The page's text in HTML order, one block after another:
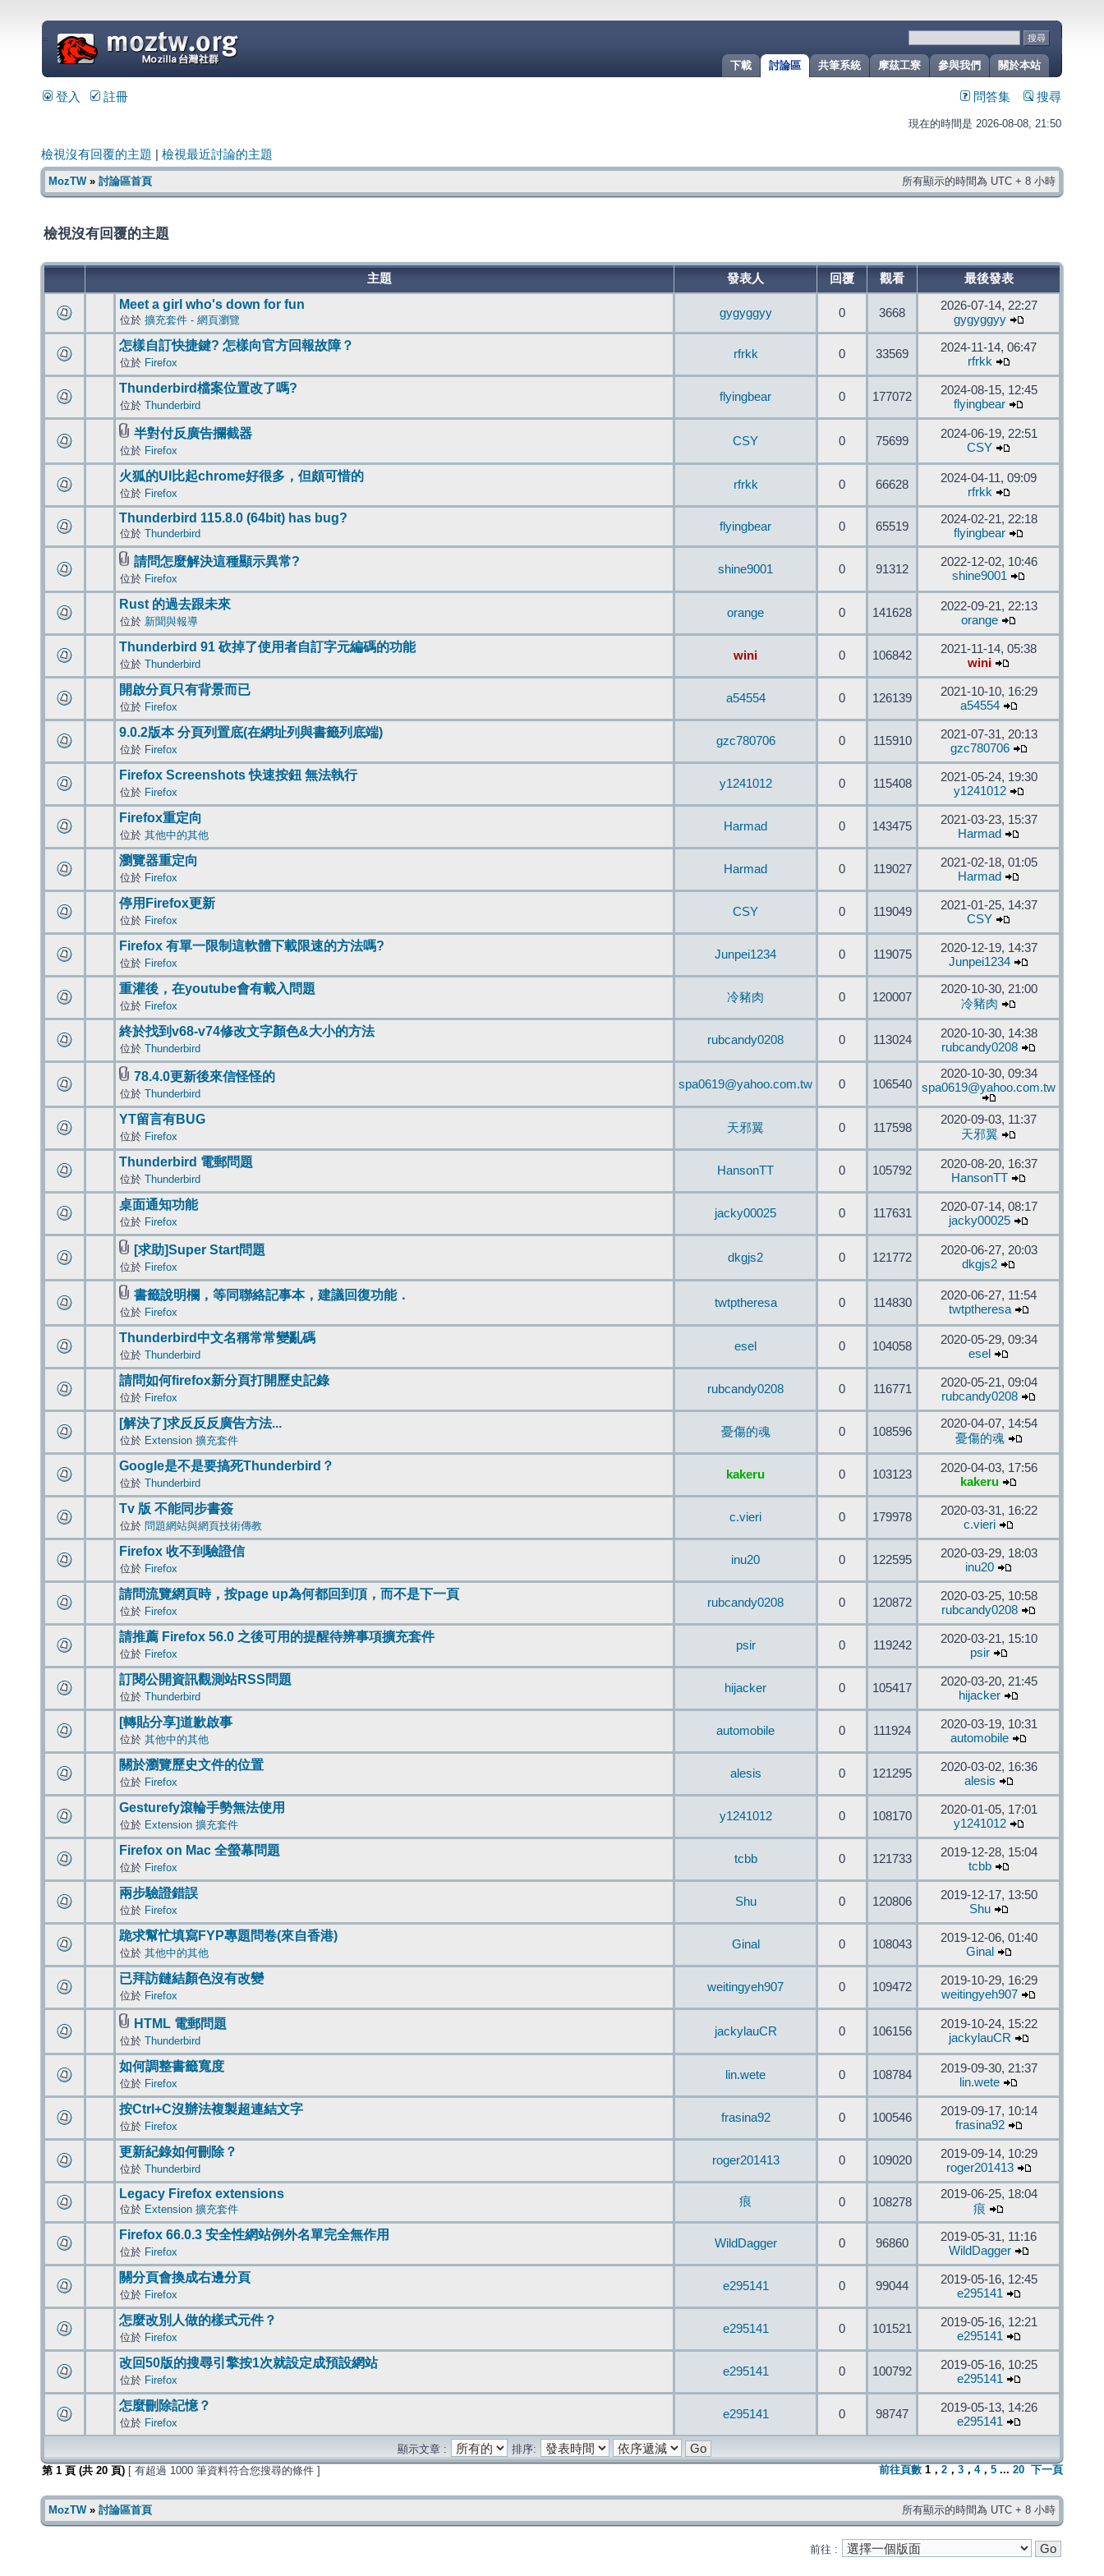
關於本站
參與我們
摩茲工寮
共筆系統
討論區
下載
=
登入 註冊 問答集 搜尋
現在的時間是 2026-08-08, 21:50
檢視沒有回覆的主題 檢視最近討論的主題
MozTW» 討論區首頁 所有顯示的時間為 UTC + 8 小時
檢視沒有回覆的主題
主題 發表人 回覆 觀看 最後發表
Meet a girl who's down for fun
位於 擴充套件 - 網頁瀏覽
gygyggyy 0 3668
2026-07-14, 22:27
gygyggyy
怎樣自訂快捷鍵? 怎樣向官方回報故障？
位於 Firefox
rfrkk 0 33569
2024-11-14, 06:47
rfrkk
Thunderbird檔案位置改了嗎?
位於 Thunderbird
flyingbear 0 177072
2024-08-15, 12:45
flyingbear
半對付反廣告攔截器
位於 Firefox
CSY 0 75699
2024-06-19, 22:51
CSY
火狐的UI比起chrome好很多，但頗可惜的
位於 Firefox
rfrkk 0 66628
2024-04-11, 09:09
rfrkk
Thunderbird 115.8.0 (64bit) has bug?
位於 Thunderbird
flyingbear 0 65519
2024-02-21, 22:18
flyingbear
請問怎麼解決這種顯示異常?
位於 Firefox
shine9001 0 91312
2022-12-02, 10:46
shine9001
Rust 的過去跟未來
位於 新聞與報導
orange 0 141628
2022-09-21, 22:13
orange
Thunderbird 91 砍掉了使用者自訂字元編碼的功能
位於 Thunderbird
wini 0 106842
2021-11-14, 05:38
wini
開啟分頁只有背景而已
位於 Firefox
a54554 0 126139
2021-10-10, 16:29
a54554
9.0.2版本 分頁列置底(在網址列與書籤列底端)
位於 Firefox
gzc780706 0 115910
2021-07-31, 20:13
gzc780706
Firefox Screenshots 快速按鈕 無法執行
位於 Firefox
y1241012 0 115408
2021-05-24, 19:30
y1241012
Firefox重定向
位於 其他中的其他
Harmad 0 143475
2021-03-23, 15:37
Harmad
瀏覽器重定向
位於 Firefox
Harmad 0 119027
2021-02-18, 01:05
Harmad
停用Firefox更新
位於 Firefox
CSY 0 119049
2021-01-25, 14:37
CSY
Firefox 有單一限制這軟體下載限速的方法嗎?
位於 Firefox
Junpei1234 0 119075
2020-12-19, 14:37
Junpei1234
重灌後，在youtube會有載入問題
位於 Firefox
冷豬肉 0 120007
2020-10-30, 21:00
冷豬肉
終於找到v68-v74修改文字顏色&大小的方法
位於 Thunderbird
rubcandy0208 0 113024
2020-10-30, 14:38
rubcandy0208
78.4.0更新後來信怪怪的
位於 Thunderbird
spa0619@yahoo.com.tw 0 106540
2020-10-30, 09:34
spa0619@yahoo.com.tw
YT留言有BUG
位於 Firefox
天邪翼 0 117598
2020-09-03, 11:37
天邪翼
Thunderbird 電郵問題
位於 Thunderbird
HansonTT 0 105792
2020-08-20, 16:37
HansonTT
桌面通知功能
位於 Firefox
jacky00025 0 117631
2020-07-14, 08:17
jacky00025
[求助]Super Start問題
位於 Firefox
dkgjs2 0 121772
2020-06-27, 20:03
dkgjs2
書籤說明欄，等同聯絡記事本，建議回復功能．
位於 Firefox
twtptheresa 0 114830
2020-06-27, 11:54
twtptheresa
Thunderbird中文名稱常常變亂碼
位於 Thunderbird
esel 0 104058
2020-05-29, 09:34
esel
請問如何firefox新分頁打開歷史記錄
位於 Firefox
rubcandy0208 0 116771
2020-05-21, 09:04
rubcandy0208
[解決了]求反反反廣告方法...
位於 Extension 擴充套件
憂傷的魂 0 108596
2020-04-07, 14:54
憂傷的魂
Google是不是要搞死Thunderbird？
位於 Thunderbird
kakeru 0 103123
2020-04-03, 17:56
kakeru
Tv 版 不能同步書簽
位於 問題網站與網頁技術傳教
c.vieri 0 179978
2020-03-31, 16:22
c.vieri
Firefox 收不到驗證信
位於 Firefox
inu20 0 122595
2020-03-29, 18:03
inu20
請問流覽網頁時，按page up為何都回到頂，而不是下一頁
位於 Firefox
rubcandy0208 0 120872
2020-03-25, 10:58
rubcandy0208
請推薦 Firefox 56.0 之後可用的提醒待辨事項擴充套件
位於 Firefox
psir 0 119242
2020-03-21, 15:10
psir
訂閱公開資訊觀測站RSS問題
位於 Thunderbird
hijacker 0 105417
2020-03-20, 21:45
hijacker
[轉貼分享]道歉啟事
位於 其他中的其他
automobile 0 111924
2020-03-19, 10:31
automobile
關於瀏覽歷史文件的位置
位於 Firefox
alesis 0 121295
2020-03-02, 16:36
alesis
Gesturefy滾輪手勢無法使用
位於 Extension 擴充套件
y1241012 0 108170
2020-01-05, 17:01
y1241012
Firefox on Mac 全螢幕問題
位於 Firefox
tcbb 0 121733
2019-12-28, 15:04
tcbb
兩步驗證錯誤
位於 Firefox
Shu 0 120806
2019-12-17, 13:50
Shu
跪求幫忙填寫FYP專題問卷(來自香港)
位於 其他中的其他
Ginal 0 108043
2019-12-06, 01:40
Ginal
已拜訪鏈結顏色沒有改變
位於 Firefox
weitingyeh907 0 109472
2019-10-29, 16:29
weitingyeh907
HTML 電郵問題
位於 Thunderbird
jackylauCR 0 106156
2019-10-24, 15:22
jackylauCR
如何調整書籤寬度
位於 Firefox
lin.wete 0 108784
2019-09-30, 21:37
lin.wete
按Ctrl+C沒辦法複製超連結文字
位於 Firefox
frasina92 0 100546
2019-09-17, 10:14
frasina92
更新紀錄如何刪除？
位於 Thunderbird
roger201413 0 109020
2019-09-14, 10:29
roger201413
Legacy Firefox extensions
位於 Extension 擴充套件
痕 0 108278
2019-06-25, 18:04
痕
Firefox 66.0.3 安全性網站例外名單完全無作用
位於 Firefox
WildDagger 0 96860
2019-05-31, 11:16
WildDagger
關分頁會換成右邊分頁
位於 Firefox
e295141 0 99044
2019-05-16, 12:45
e295141
怎麼改別人做的樣式元件？
位於 Firefox
e295141 0 101521
2019-05-16, 12:21
e295141
改回50版的搜尋引擎按1次就設定成預設網站
位於 Firefox
e295141 0 100792
2019-05-16, 10:25
e295141
怎麼刪除記憶？
位於 Firefox
e295141 0 98747
2019-05-13, 14:26
e295141
顯示文章 :
排序:
第 1 頁 (共 20 頁) [ 有超過 1000 筆資料符合您搜尋的條件 ] 前往頁數 1 ， 2 ， 3 ， 4， 5 ... 20 下一頁
MozTW» 討論區首頁 所有顯示的時間為 UTC + 8 小時
前往 :